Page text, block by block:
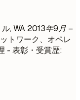
, WA 2013年9月 –
トワーク、オペレ
- 表彰・受賞歴: